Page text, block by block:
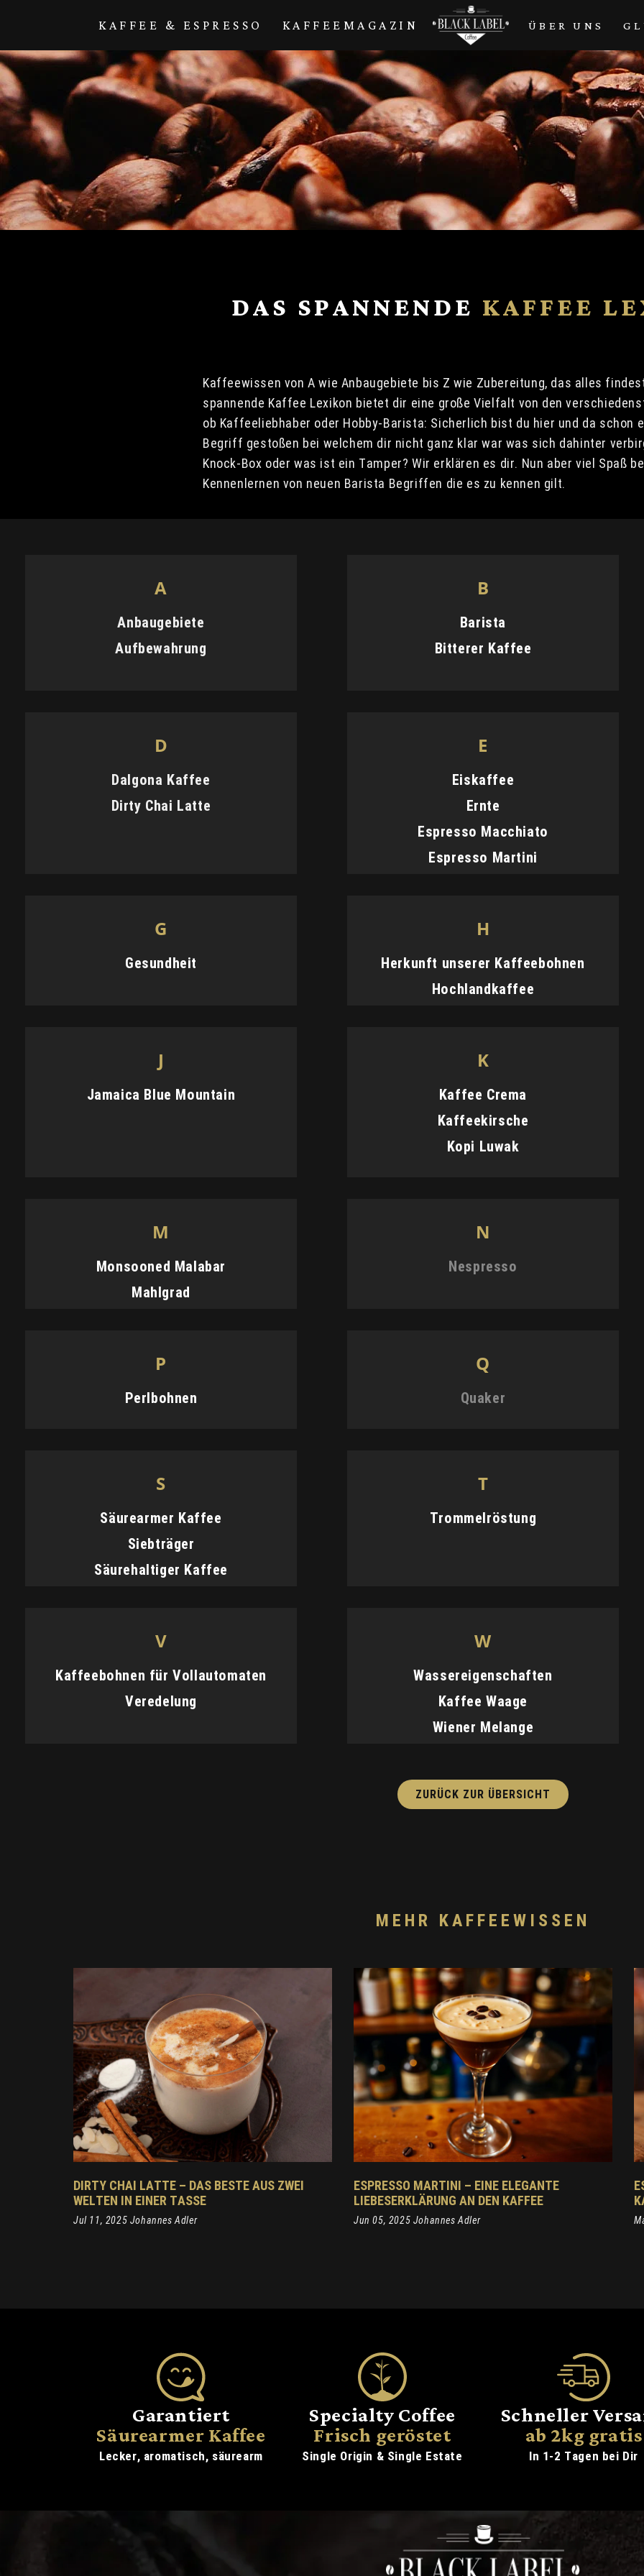
KAFFEE & ESPRESSO KAFFEEMAGAZIN ÜBER UNS
DAS SPANNENDE KAFFEE
Kaffeewissen von A wie Anbaugebiete bis Z wie Zubereitung, das alles
spannende Kaffee Lexikon bietet dir eine große Vielfalt von den
ob Kaffeeliebhaber oder Hobby-Barista: Sicherlich bist du hier und da schon
Begriff gestoßen bei welchem dir nicht ganz klar war was sich dahinter
Knock-Box oder was ist ein Tamper? Wir erklären es dir. Nun aber viel Spaß
Kennenlernen von neuen Barista Begriffen die es zu kennen gilt.
A
Anbaugebiete
Aufbewahrung
B
Barista
Bitterer Kaffee
D
Dalgona Kaffee
Dirty Chai Latte
E
Eiskaffee
Ernte
Espresso Macchiato
Espresso Martini
G
Gesundheit
H
Herkunft unserer Kaffeebohnen
Hochlandkaffee
J
Jamaica Blue Mountain
K
Kaffee Crema
Kaffeekirsche
Kopi Luwak
M
Monsooned Malabar
Mahlgrad
N
Nespresso
P
Perlbohnen
Q
Quaker
S
Säurearmer Kaffee
Siebträger
Säurehaltiger Kaffee
T
Trommelröstung
V
Kaffeebohnen für Vollautomaten
Veredelung
W
Wassereigenschaften
Kaffee Waage
Wiener Melange
ZURÜCK ZUR ÜBERSICHT
MEHR KAFFEEWISSEN
DIRTY CHAI LATTE – DAS BESTE AUS ZWEI
WELTEN IN EINER TASSE
Jul 11, 2025 Johannes Adler
ESPRESSO MARTINI – EINE ELEGANTE
LIEBESERKLÄRUNG AN DEN KAFFEE
Jun 05, 2025 Johannes Adler
Garantiert
Säurearmer Kaffee
Lecker, aromatisch, säurearm
Specialty Coffee
Frisch geröstet
Single Origin & Single Estate
Schneller
ab 2kg gratis
In 1-2 Tagen bei Dir